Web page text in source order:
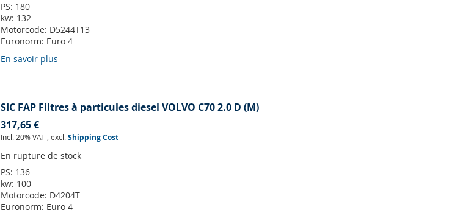
PS: 180
kw: 132
Motorcode: D5244T13
Euronorm: Euro 4
En savoir plus
SIC FAP Filtres à particules diesel VOLVO C70 2.0 D (M)
317,65 €
Incl. 20% VAT ,excl.Shipping Cost
En rupture de stock
PS: 136
kw: 100
Motorcode: D4204T
Euronorm: Euro 4